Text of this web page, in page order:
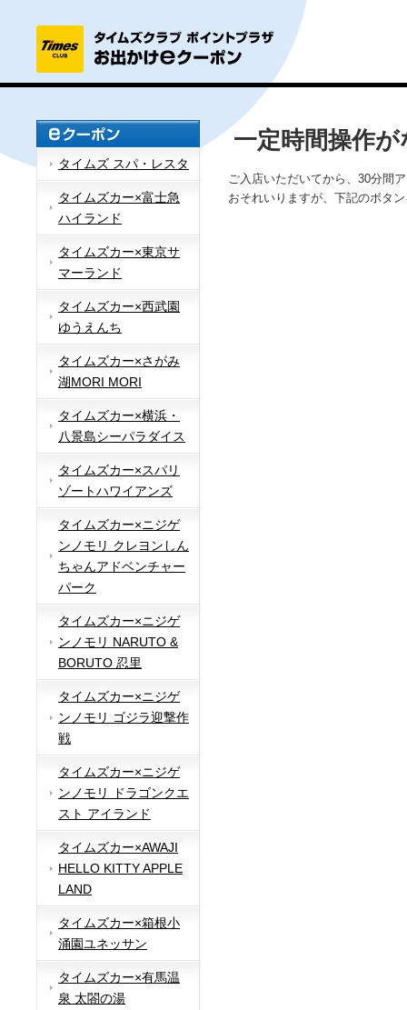
タイムズ スパ・レスタ
タイムズカー×富士急
ハイランド
タイムズカー×東京サ
マーランド
タイムズカー×西武園
ゆうえんち
タイムズカー×さがみ
湖MORI MORI
タイムズカー×横浜・
八景島シーパラダイス
タイムズカー×スパリ
ゾートハワイアンズ
タイムズカー×ニジゲ
ンノモリ クレヨンしん
ちゃんアドベンチャー
パーク
タイムズカー×ニジゲ
ンノモリ NARUTO &
BORUTO 忍里
タイムズカー×ニジゲ
ンノモリ ゴジラ迎撃作
戦
タイムズカー×ニジゲ
ンノモリ ドラゴンクエ
スト アイランド
タイムズカー×AWAJI
HELLO KITTY APPLE
LAND
タイムズカー×箱根小
涌園ユネッサン
タイムズカー×有馬温
泉 太閤の湯
一定時間操作
ご入店いただいてから、30分間
おそれいりますが、下記のボタ